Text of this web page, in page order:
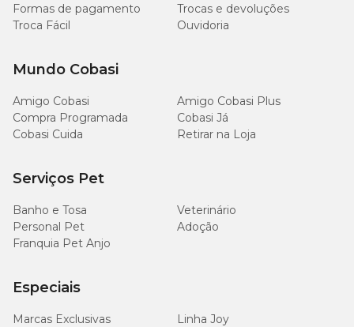
Formas de pagamento
Trocas e devoluções
Troca Fácil
Ouvidoria
Mundo Cobasi
Amigo Cobasi
Amigo Cobasi Plus
Compra Programada
Cobasi Já
Cobasi Cuida
Retirar na Loja
Serviços Pet
Banho e Tosa
Veterinário
Personal Pet
Adoção
Franquia Pet Anjo
Especiais
Marcas Exclusivas
Linha Joy